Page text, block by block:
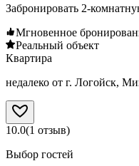
Забронировать 2-
Мгновенное
Реальный объект
Квартира
недалеко от г. Логойск,
10.0(1 отзыв)
Выбор гостей